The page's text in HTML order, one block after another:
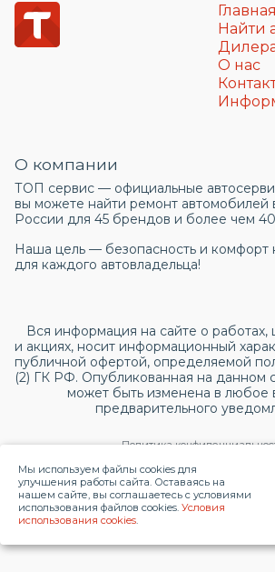
Главная
Найти
О нас
О компании
ТОП сервис — официальные
вы можете найти ремонт автомобилей
России для 45 брендов и более чем
Наша цель — безопасность и комфорт
для каждого автовладельца!
Вся информация на сайте о работах,
и акциях, носит информационный
публичной офертой, определяемой
(2) ГК РФ. Опубликованная на данном
может быть изменена в любое
предварительного
Политика
Согласие на обработку
© 2026 topservice.su
Мы используем файлы cookies для
улучшения работы сайта. Оставаясь на
нашем сайте, вы соглашаетесь с условиями
использования файлов cookies. Условия
использования cookies.